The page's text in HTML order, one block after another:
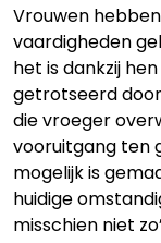
Vrouwen
vaardigheden
het is dankzij
getrotseerd
die vroeger
vooruitgang ten
mogelijk is
huidige
misschien niet